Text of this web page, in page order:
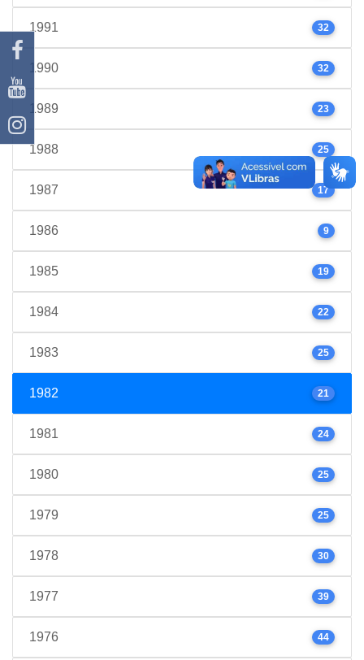
1991 32
1990 32
1989 23
1988 25
1987 17
1986 9
1985 19
1984 22
1983 25
1982 21
1981 24
1980 25
1979 25
1978 30
1977 39
1976 44